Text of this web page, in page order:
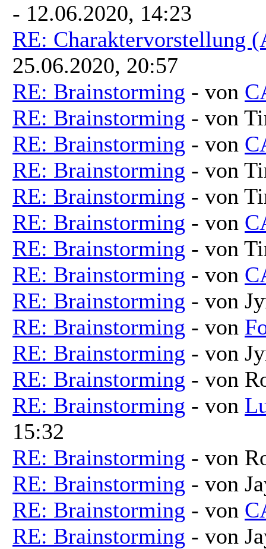
- 12.06.2020, 14:23
RE: Charaktervorstellung
25.06.2020, 20:57
RE: Brainstorming - von
RE: Brainstorming - von
RE: Brainstorming - von
RE: Brainstorming - von
RE: Brainstorming - von
RE: Brainstorming - von
RE: Brainstorming - von
RE: Brainstorming - von
RE: Brainstorming - von
RE: Brainstorming - von
RE: Brainstorming - von
RE: Brainstorming - von
RE: Brainstorming - von
15:32
RE: Brainstorming - von
RE: Brainstorming - von
RE: Brainstorming - von
RE: Brainstorming - von